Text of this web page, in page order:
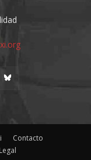
Contacto